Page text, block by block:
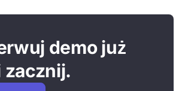
demo już
zacznij.